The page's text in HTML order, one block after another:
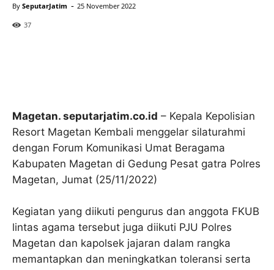
By SeputarJatim - 25 November 2022
37
Magetan. seputarjatim.co.id – Kepala Kepolisian
Resort Magetan Kembali menggelar silaturahmi
dengan Forum Komunikasi Umat Beragama
Kabupaten Magetan di Gedung Pesat gatra Polres
Magetan, Jumat (25/11/2022)
Kegiatan yang diikuti pengurus dan anggota FKUB
lintas agama tersebut juga diikuti PJU Polres
Magetan dan kapolsek jajaran dalam rangka
memantapkan dan meningkatkan toleransi serta